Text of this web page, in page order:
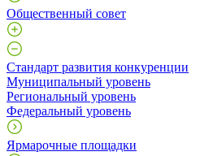
Общественный совет
Стандарт развития конкуренции
Муниципальный уровень
Региональный уровень
Федеральный уровень
Ярмарочные площадки